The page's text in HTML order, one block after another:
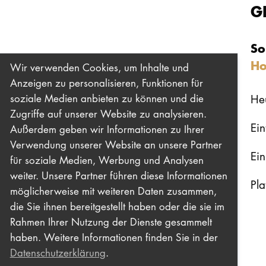
Wir verwenden Cookies, um Inhalte und
Anzeigen zu personalisieren, Funktionen für
soziale Medien anbieten zu können und die
Zugriffe auf unserer Website zu analysieren.
Außerdem geben wir Informationen zu Ihrer
Verwendung unserer Website an unsere Partner
für soziale Medien, Werbung und Analysen
weiter. Unsere Partner führen diese Informationen
möglicherweise mit weiteren Daten zusammen,
die Sie ihnen bereitgestellt haben oder die sie im
Rahmen Ihrer Nutzung der Dienste gesammelt
haben. Weitere Informationen finden Sie in der
Datenschutzerklärung.